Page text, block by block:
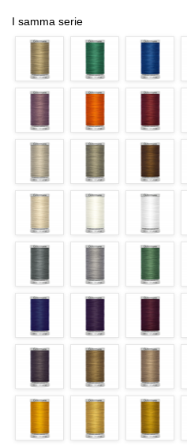
I samma serie